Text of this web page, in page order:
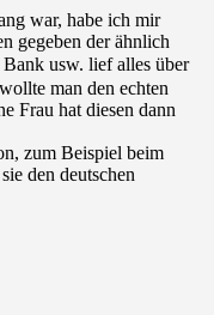
war, habe ich mir
gegeben der ähnlich
usw. lief alles über
man den echten
Frau hat diesen dann
zum Beispiel beim
den deutschen